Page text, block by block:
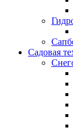
Садовая